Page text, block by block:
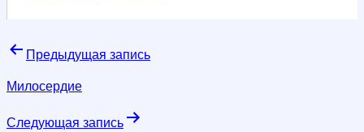
Навигация
по
Предыдущая запись
Милосердие
Следующая запись